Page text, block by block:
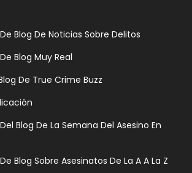
Blog De Noticias Sobre Delitos
Blog Muy Real
De True Crime Buzz
Blog De La Semana Del Asesino En
Blog Sobre Asesinatos De La A A La Z